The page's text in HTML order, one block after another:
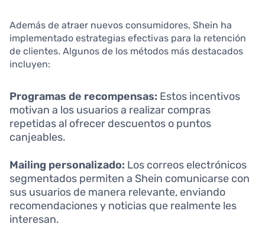
Además de atraer nuevos consumidores, Shein ha
implementado estrategias efectivas para la retención
de clientes. Algunos de los métodos más destacados
incluyen:
Programas de recompensas: Estos incentivos
motivan a los usuarios a realizar compras
repetidas al ofrecer descuentos o puntos
canjeables.
Mailing personalizado: Los correos electrónicos
segmentados permiten a Shein comunicarse con
sus usuarios de manera relevante, enviando
recomendaciones y noticias que realmente les
interesan.